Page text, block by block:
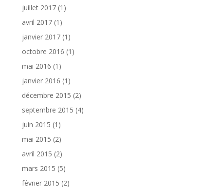
juillet 2017(1)
avril 2017(1)
janvier 2017(1)
octobre 2016 (1)
mai 2016 (1)
janvier 2016 (1)
décembre 2015 (2)
septembre 2015 (4)
juin 2015 (1)
mai 2015 (2)
avril 2015 (2)
mars 2015 (5)
février 2015 (2)